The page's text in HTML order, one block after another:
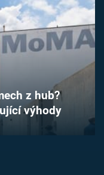
z hub?
výhody